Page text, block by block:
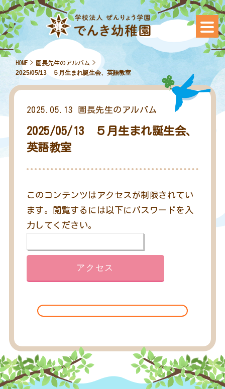
HOME > 園長先生のアルバム >
2025/05/13 ５月生まれ誕生会、英語教室
2025.05.13 園長先生のアルバム
2025/05/13 ５月生まれ誕生会、
英語教室
このコンテンツはアクセスが制限されてい
ます。閲覧するには以下にパスワードを入
力してください。